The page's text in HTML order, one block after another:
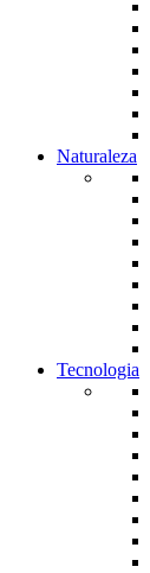
Naturaleza
Tecnologia